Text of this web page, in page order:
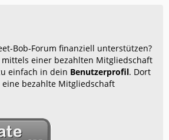
Bob-Forum finanziell unterstützen?
einer bezahlten Mitgliedschaft
einfach in dein Benutzerprofil. Dort
eine bezahlte Mitgliedschaft